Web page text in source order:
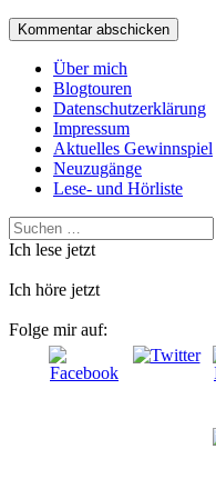
Über mich
Blogtouren
Datenschutzerklärung
Impressum
Aktuelles Gewinnspiel
Neuzugänge
Lese- und Hörliste
Suchen
nach:
Ich lese jetzt
Ich höre jetzt
Folge mir auf: